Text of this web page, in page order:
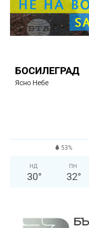
БОСИЛЕГРАД
Ясно Небе
53%
НД
30°
ПН
32°